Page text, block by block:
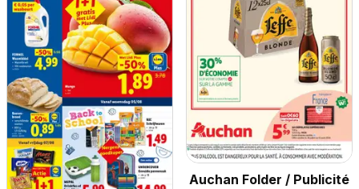
Auchan Folder / Publicité